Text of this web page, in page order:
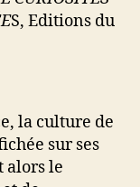
S, Editions du
la culture de
sur ses
alors le